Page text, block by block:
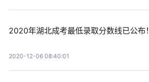
2020年湖北成考最低录取分数线已公布！
2020-12-06 08:40:01